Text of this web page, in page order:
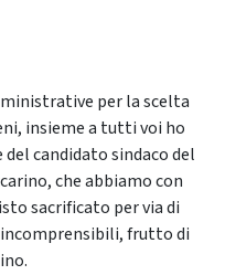
per la scelta
insieme a tutti voi ho
candidato sindaco del
che abbiamo con
sacrificato per via di
frutto di